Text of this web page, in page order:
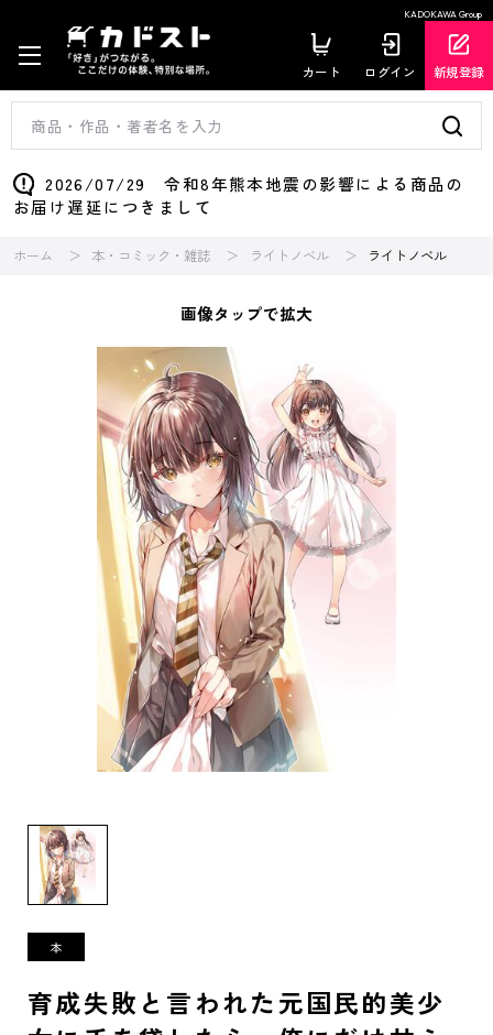
KADOKAWA Group
カート ログイン 新規登録
2026/07/29 令和8年熊本地震の影響による商品の
お届け遅延につきまして
ホーム 本・コミック・雑誌 ライトノベル ライトノベル
画像タップで拡大
育成失敗と言われた元国民的美少